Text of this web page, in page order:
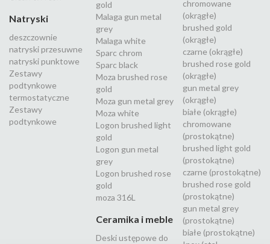
Natryski
deszczownie
natryski przesuwne
natryski punktowe
Zestawy
podtynkowe
termostatyczne
Zestawy
podtynkowe
gold
Malaga gun metal
grey
Malaga white
Sparc chrom
Sparc black
Moza brushed rose
gold
Moza gun metal grey
Moza white
Logon brushed light
gold
Logon gun metal
grey
Logon brushed rose
gold
moza 316L
Ceramika i meble
Deski ustępowe do
chromowane
(okrągłe)
brushed gold
(okrągłe)
czarne (okrągłe)
brushed rose gold
(okrągłe)
gun metal grey
(okrągłe)
białe (okrągłe)
chromowane
(prostokątne)
brushed light gold
(prostokątne)
czarne (prostokątne)
brushed rose gold
(prostokątne)
gun metal grey
(prostokątne)
białe (prostokątne)